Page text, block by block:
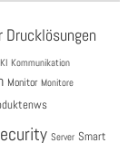
Drucklösungen
KI Kommunikation
Monitor Monitore
Server Smart